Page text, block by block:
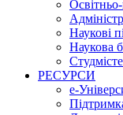
Наукові
Наукова
РЕСУРСИ
е-